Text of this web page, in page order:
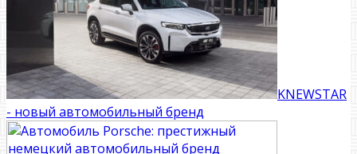
KNEWSTAR
- новый автомобильный бренд